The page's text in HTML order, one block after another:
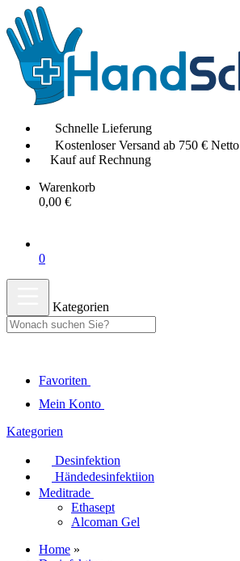
Schnelle Lieferung
Kostenloser Versand ab 750 € Netto
Kauf auf Rechnung
Warenkorb
0,00 €
0
Kategorien
Favoriten
Mein Konto
Kategorien
Desinfektion
Händedesinfektiion
Meditrade
Ethasept
Alcoman Gel
Home »